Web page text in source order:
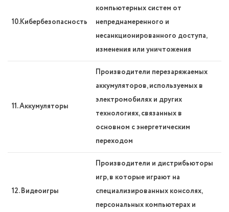
10.Кибербезопасность
компьютерных систем от
непреднамеренного и
несанкционированного доступа,
изменения или уничтожения
11. Аккумуляторы
Производители перезаряжаемых
аккумуляторов, используемых в
электромобилях и других
технологиях, связанных в
основном с энергетическим
переходом
12. Видеоигры
Производители и дистрибьюторы
игр, в которые играют на
специализированных консолях,
персональных компьютерах и